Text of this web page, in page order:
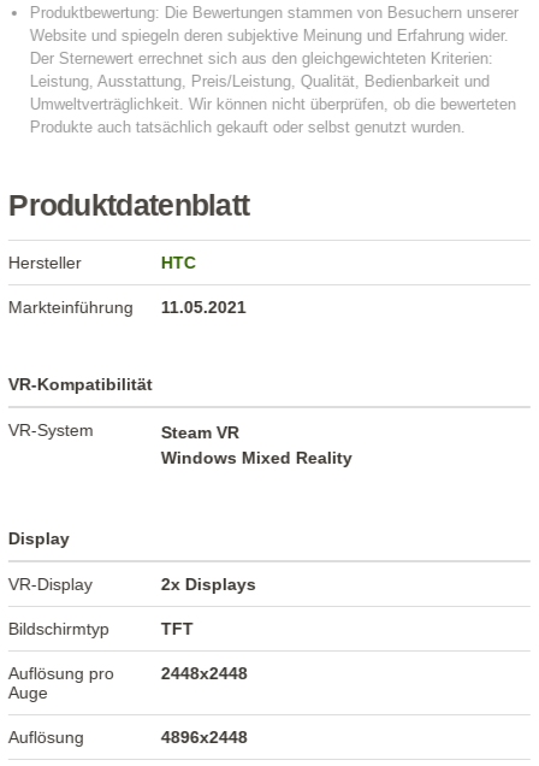
Produktdatenblatt
Hersteller HTC
Markteinführung 11.05.2021
VR-Kompatibilität
VR-System
Steam VR
Windows Mixed Reality
Display
VR-Display 2x Displays
Bildschirmtyp TFT
Auflösung pro
Auge
2448x2448
Auflösung 4896x2448